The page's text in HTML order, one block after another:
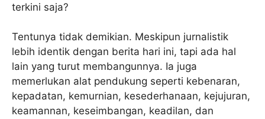
terkini saja?
Tentunya tidak demikian. Meskipun jurnalistik
lebih identik dengan berita hari ini, tapi ada hal
lain yang turut membangunnya. Ia juga
memerlukan alat pendukung seperti kebenaran,
kepadatan, kemurnian, kesederhanaan, kejujuran,
keamannan, keseimbangan, keadilan, dan